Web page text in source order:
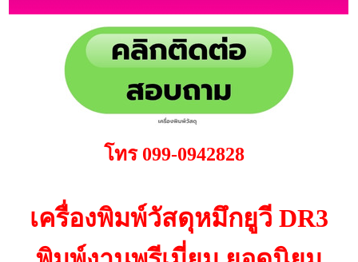
โทร 099-0942828
เครื่องพิมพ์วัสดุหมึกยูวี DR3